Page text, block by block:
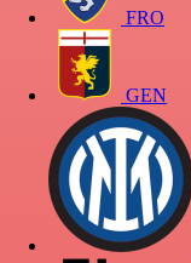
FRO
GEN